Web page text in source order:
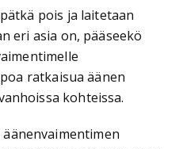
pois ja laitetaan
eri asia on, pääseekö
ratkaisua äänen
kohteissa.